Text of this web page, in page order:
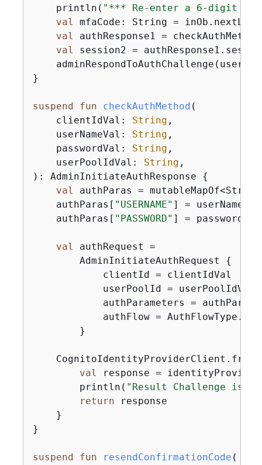
    println(
"*** Re-enter a 6-digit
val mfaCode: String =
val authResponse1 =
val session2 =
}
suspend fun checkAuthMethod (
    clientIdVal:
String ,
    userNameVal:
String ,
    passwordVal:
String ,
    userPoolIdVal:
String ,
) : AdminInitiateAuthResponse {
val authParas =
    authParas[
"USERNAME" ] = userNameVal
    authParas[
"PASSWORD" ] = passwordVal
val authRequest =
        AdminInitiateAuthRequest
{
            clientId = clientIdVal
            userPoolId = userPoolIdVal
            authParameters = authParas
authFlow =
        }
val response =
        println(
"Result Challenge is
return response
    }
}
suspend fun resendConfirmationCode (